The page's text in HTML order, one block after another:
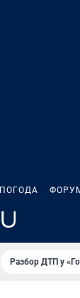
ПОГОДА
Разбор ДТП у